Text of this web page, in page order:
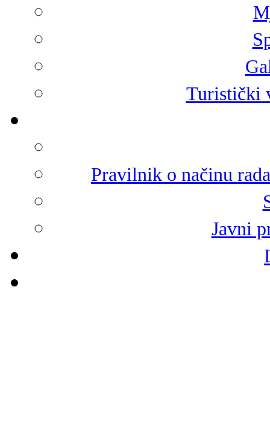
Turistički
Pravilnik o načinu
Javni